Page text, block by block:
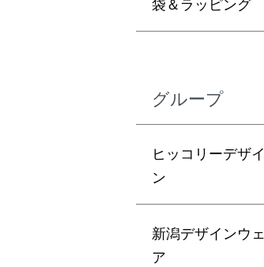
グループ
ヒッコリーデザイ
ン
新潟デザインウェ
ア